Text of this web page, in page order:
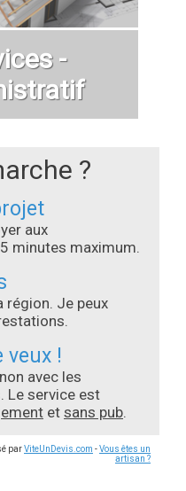
-
?
aux
minutes maximum.
région. Je peux
veux !
avec les
Le service est
et sans pub.
parViteUnDevis.com -Vous êtes un
artisan ?